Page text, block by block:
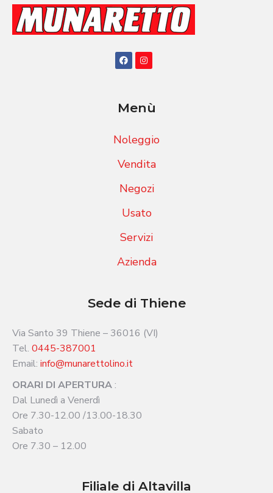
Menù
Noleggio
Vendita
Negozi
Usato
Servizi
Azienda
Sede di Thiene
Via Santo 39 Thiene – 36016 (VI)
Tel. 0445-387001
Email: info@munarettolino.it
ORARI DI APERTURA:
Dal Lunedì a Venerdì
Ore 7.30-12.00 /13.00-18.30
Sabato
Ore 7.30 – 12.00
Filiale di Altavilla